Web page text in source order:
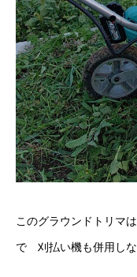
このグラウンドトリマ
で 刈払い機も併用しな